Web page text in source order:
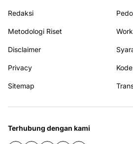
Redaksi
Metodologi Riset
Disclaimer
Privacy
Sitemap
Terhubung dengan kami